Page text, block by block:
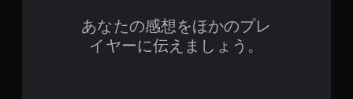
あなたの感想をほかのプレ
イヤーに伝えましょう。